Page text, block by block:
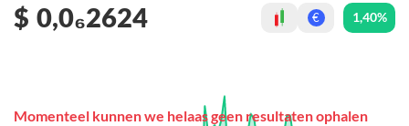
$ 0,0₆2624 € 1,40%
Momenteel kunnen we helaas geen resultaten ophalen